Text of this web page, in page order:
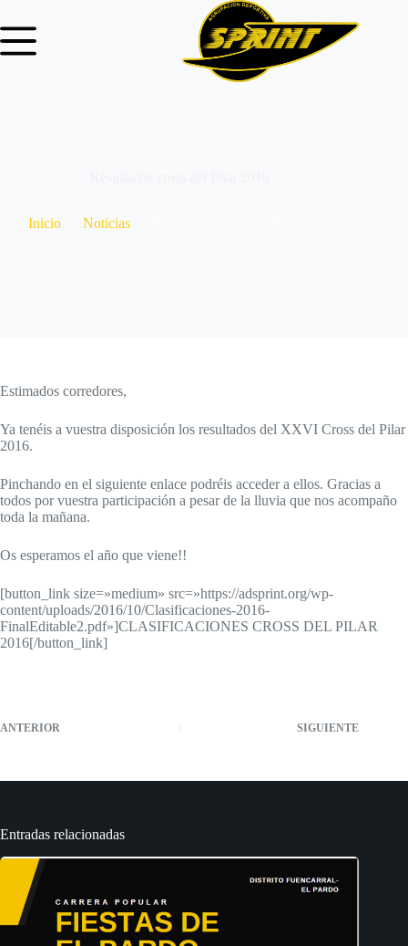
Inicio Noticias
Estimados corredores,
Ya tenéis a vuestra disposición los resultados del XXVI Cross del Pilar
2016.
Pinchando en el siguiente enlace podréis acceder a ellos. Gracias a
todos por vuestra participación a pesar de la lluvia que nos acompaño
toda la mañana.
Os esperamos el año que viene!!
[button_link size=»medium» src=»https://adsprint.org/wp-
content/uploads/2016/10/Clasificaciones-2016-
FinalEditable2.pdf»]CLASIFICACIONES CROSS DEL PILAR
2016[/button_link]
ANTERIOR SIGUIENTE
Entradas relacionadas